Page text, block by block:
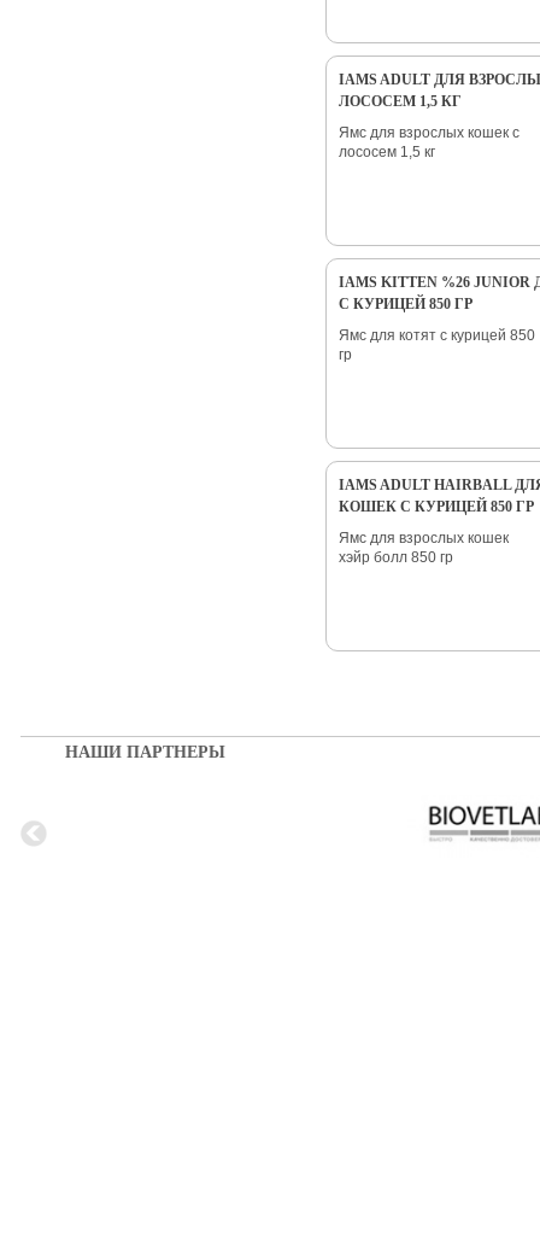
IAMS ADULT ДЛЯ
ЛОСОСЕМ 1,5 КГ
Ямс для взрослых кошек с
лососем 1,5 кг
IAMS KITTEN %26
С КУРИЦЕЙ 850 ГР
Ямс для котят с курицей 850
гр
IAMS ADULT HAIRBALL
КОШЕК С КУРИЦЕЙ 850 ГР
Ямс для взрослых кошек
хэйр болл 850 гр
НАШИ ПАРТНЕРЫ